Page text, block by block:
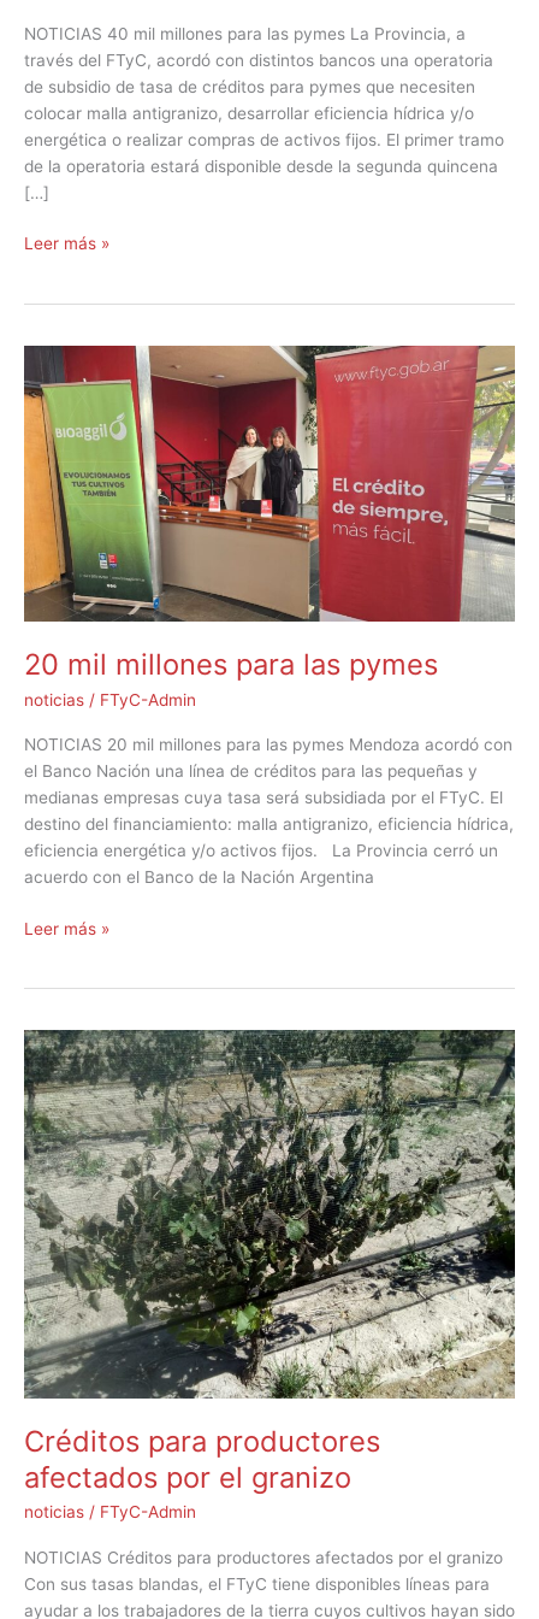
NOTICIAS 40 mil millones para las pymes La Provincia, a
través del FTyC, acordó con distintos bancos una operatoria
de subsidio de tasa de créditos para pymes que necesiten
colocar malla antigranizo, desarrollar eficiencia hídrica y/o
energética o realizar compras de activos fijos. El primer tramo
de la operatoria estará disponible desde la segunda quincena
[…]
Leer más »
20 mil millones para las pymes
noticias / FTyC-Admin
NOTICIAS 20 mil millones para las pymes Mendoza acordó con
el Banco Nación una línea de créditos para las pequeñas y
medianas empresas cuya tasa será subsidiada por el FTyC. El
destino del financiamiento: malla antigranizo, eficiencia hídrica,
eficiencia energética y/o activos fijos. La Provincia cerró un
acuerdo con el Banco de la Nación Argentina
mil
millones
para
pymes
Leer más »
Créditos para productores
afectados por el granizo
noticias / FTyC-Admin
NOTICIAS Créditos para productores afectados por el granizo
Con sus tasas blandas, el FTyC tiene disponibles líneas para
ayudar a los trabajadores de la tierra cuyos cultivos hayan sido
Créditos
para
productores
afectados
por
el
granizo